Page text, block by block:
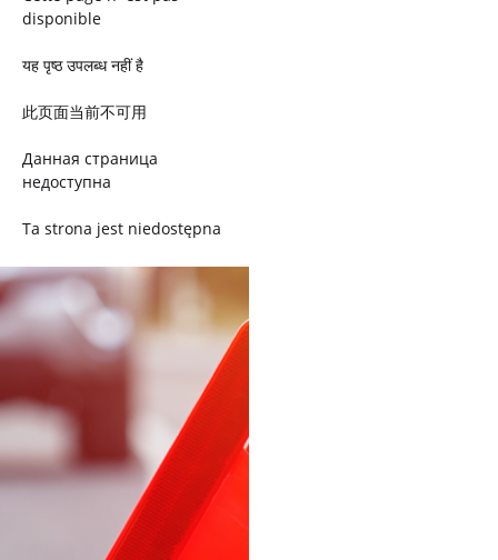
disponible
यह पृष्ठ उपलब्ध नहीं है
此页面当前不可用
Данная страница
недоступна
Ta strona jest niedostępna
Trang này không có
Esta página não está
disponível
このページは現在利用できま
せん
Pagina non disponibile
هذه الصفحة غير متوفرة